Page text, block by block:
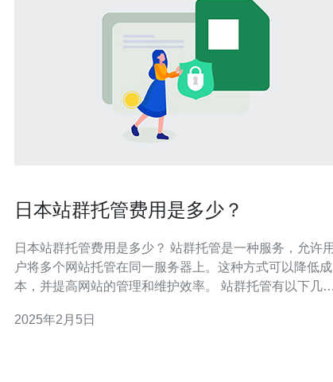
日本站群托管费用是多少？
日本站群托管费用是多少？ 站群托管是一种服务，允许用
户将多个网站托管在同一服务器上。这种方式可以降低成
本，并提高网站的管理和维护效率。 站群托管有以下几个
可以节省托管费用。 集中管理：将多个网站集中管理，简
2025年2月5日